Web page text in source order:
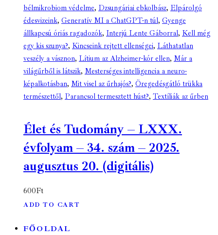
bélmikrobiom védelme, Dzsungáriai ebkolbász, Elpárolgó
édesvizeink, Generatív MI a ChatGPT-n túl, Gyenge
állkapcsú óriás ragadozók, Interjú Lente Gáborral, Kell még
egy kis szunya?, Kincseink rejtett ellenségei, Láthatatlan
veszély a vásznon, Lítium az Alzheimer-kór ellen, Már a
világűrből is látszik, Mesterséges intelligencia a neuro-
képalkotásban, Mit visel az űrhajós?, Öregedésgátló trükka
természettől, Parancsol termesztett húst?, Textíliák az űrben
Élet és Tudomány – LXXX.
évfolyam – 34. szám – 2025.
augusztus 20. (digitális)
600Ft
ADD TO CART
FŐOLDAL